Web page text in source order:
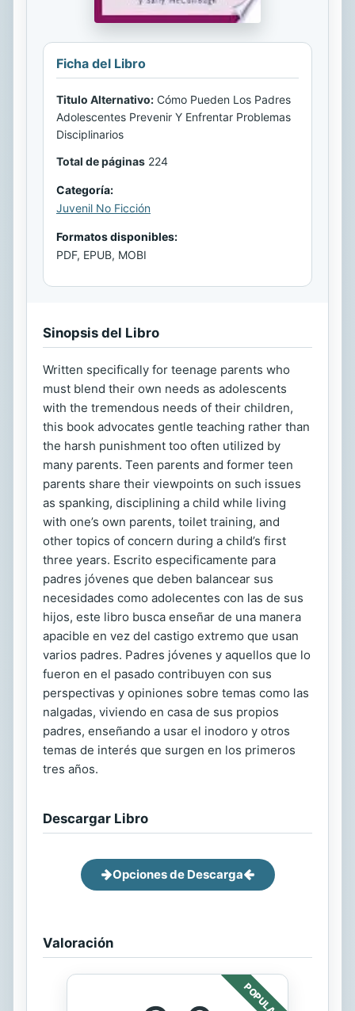
Ficha del Libro
Titulo Alternativo: Cómo Pueden Los Padres
Adolescentes Prevenir Y Enfrentar Problemas
Disciplinarios
Total de páginas 224
Categoría:
Juvenil No Ficción
Formatos disponibles:
PDF, EPUB, MOBI
Sinopsis del Libro
Written specifically for teenage parents who
must blend their own needs as adolescents
with the tremendous needs of their children,
this book advocates gentle teaching rather than
the harsh punishment too often utilized by
many parents. Teen parents and former teen
parents share their viewpoints on such issues
as spanking, disciplining a child while living
with one’s own parents, toilet training, and
other topics of concern during a child’s first
three years. Escrito especificamente para
padres jóvenes que deben balancear sus
necesidades como adolecentes con las de sus
hijos, este libro busca enseñar de una manera
apacible en vez del castigo extremo que usan
varios padres. Padres jóvenes y aquellos que lo
fueron en el pasado contribuyen con sus
perspectivas y opiniones sobre temas como las
nalgadas, viviendo en casa de sus propios
padres, enseñando a usar el inodoro y otros
temas de interés que surgen en los primeros
tres años.
Descargar Libro
Opciones de Descarga
Valoración
POPULAR